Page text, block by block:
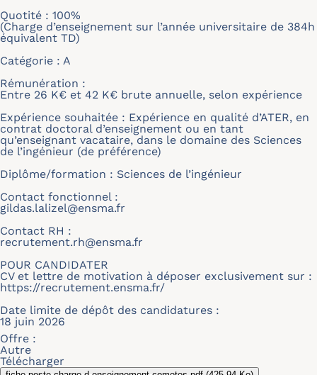
Quotité : 100%
(Charge d’enseignement sur l’année universitaire de 384h
équivalent TD)
Catégorie : A
Rémunération :
Entre 26 K€ et 42 K€ brute annuelle, selon expérience
Expérience souhaitée : Expérience en qualité d’ATER, en
contrat doctoral d’enseignement ou en tant
qu’enseignant vacataire, dans le domaine des Sciences
de l’ingénieur (de préférence)
Diplôme/formation : Sciences de l’ingénieur
Contact fonctionnel :
gildas.lalizel@ensma.fr
Contact RH :
recrutement.rh@ensma.fr
POUR CANDIDATER
CV et lettre de motivation à déposer exclusivement sur :
https://recrutement.ensma.fr/
Date limite de dépôt des candidatures :
18 juin 2026
Offre :
Autre
Télécharger